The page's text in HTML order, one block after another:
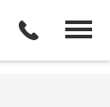
Экскурсии